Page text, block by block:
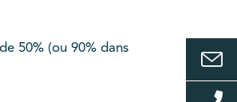
50% (ou 90% dans